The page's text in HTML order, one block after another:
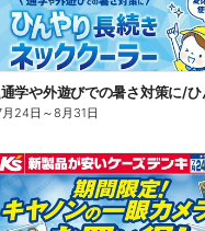
月24日 ～8月31日